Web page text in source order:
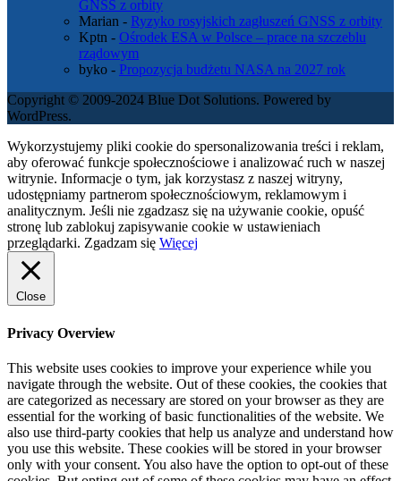
GNSS z orbity
Marian - Ryzyko rosyjskich zagłuszeń GNSS z orbity
Kptn - Ośrodek ESA w Polsce – prace na szczeblu
rządowym
byko - Propozycja budżetu NASA na 2027 rok
Copyright © 2009-2024 Blue Dot Solutions. Powered by
WordPress.
Wykorzystujemy pliki cookie do spersonalizowania treści i reklam,
aby oferować funkcje społecznościowe i analizować ruch w naszej
witrynie. Informacje o tym, jak korzystasz z naszej witryny,
udostępniamy partnerom społecznościowym, reklamowym i
analitycznym. Jeśli nie zgadzasz się na używanie cookie, opuść
stronę lub zablokuj zapisywanie cookie w ustawieniach
przeglądarki. Zgadzam się Więcej
Close
Privacy Overview
This website uses cookies to improve your experience while you
navigate through the website. Out of these cookies, the cookies that
are categorized as necessary are stored on your browser as they are
essential for the working of basic functionalities of the website. We
also use third-party cookies that help us analyze and understand how
you use this website. These cookies will be stored in your browser
only with your consent. You also have the option to opt-out of these